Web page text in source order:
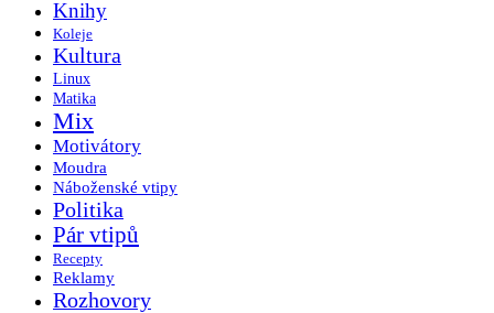
Knihy
Koleje
Kultura
Linux
Matika
Mix
Motivátory
Moudra
Náboženské vtipy
Politika
Pár vtipů
Recepty
Reklamy
Rozhovory